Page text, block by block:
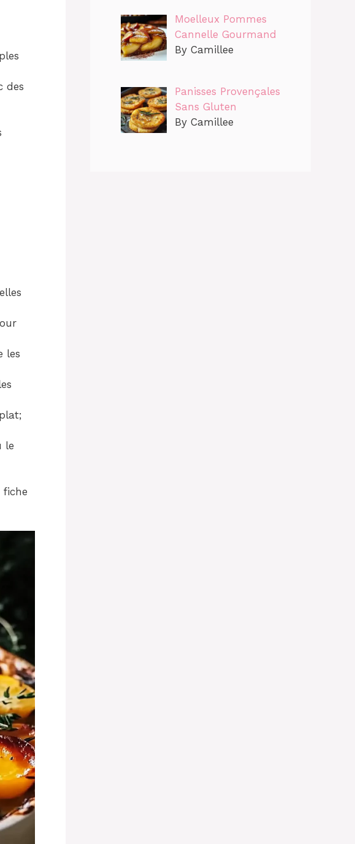
des
les
le
fiche
Moelleux Pommes
Cannelle Gourmand
By Camillee
Panisses Provençales
Sans Gluten
By Camillee